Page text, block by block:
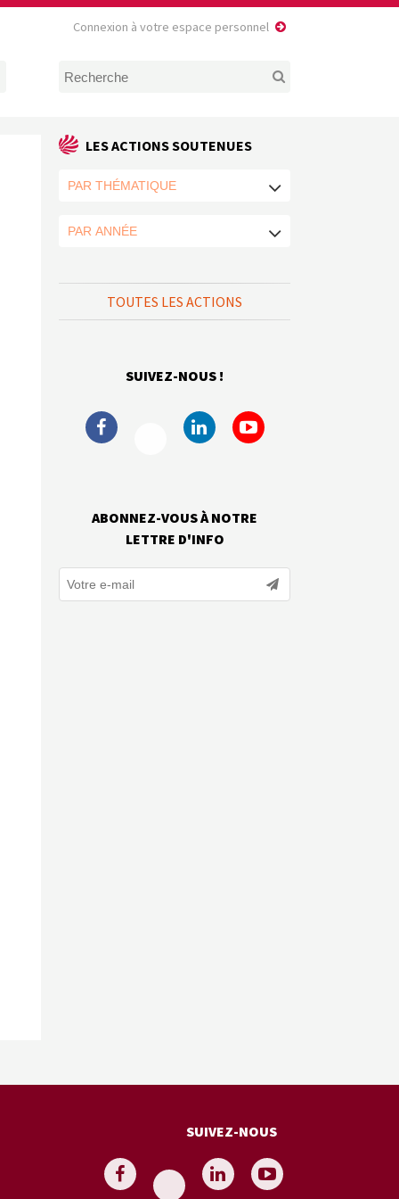
Connexion à votre espace personnel
LES ACTIONS SOUTENUES
TOUTES LES ACTIONS
SUIVEZ-NOUS !
ABONNEZ-VOUS À NOTRE
LETTRE D'INFO
SUIVEZ-NOUS